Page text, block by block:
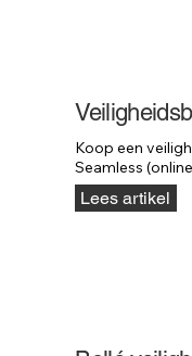
Koop een
Seamless
site service.
geregeld.
Lees artikel